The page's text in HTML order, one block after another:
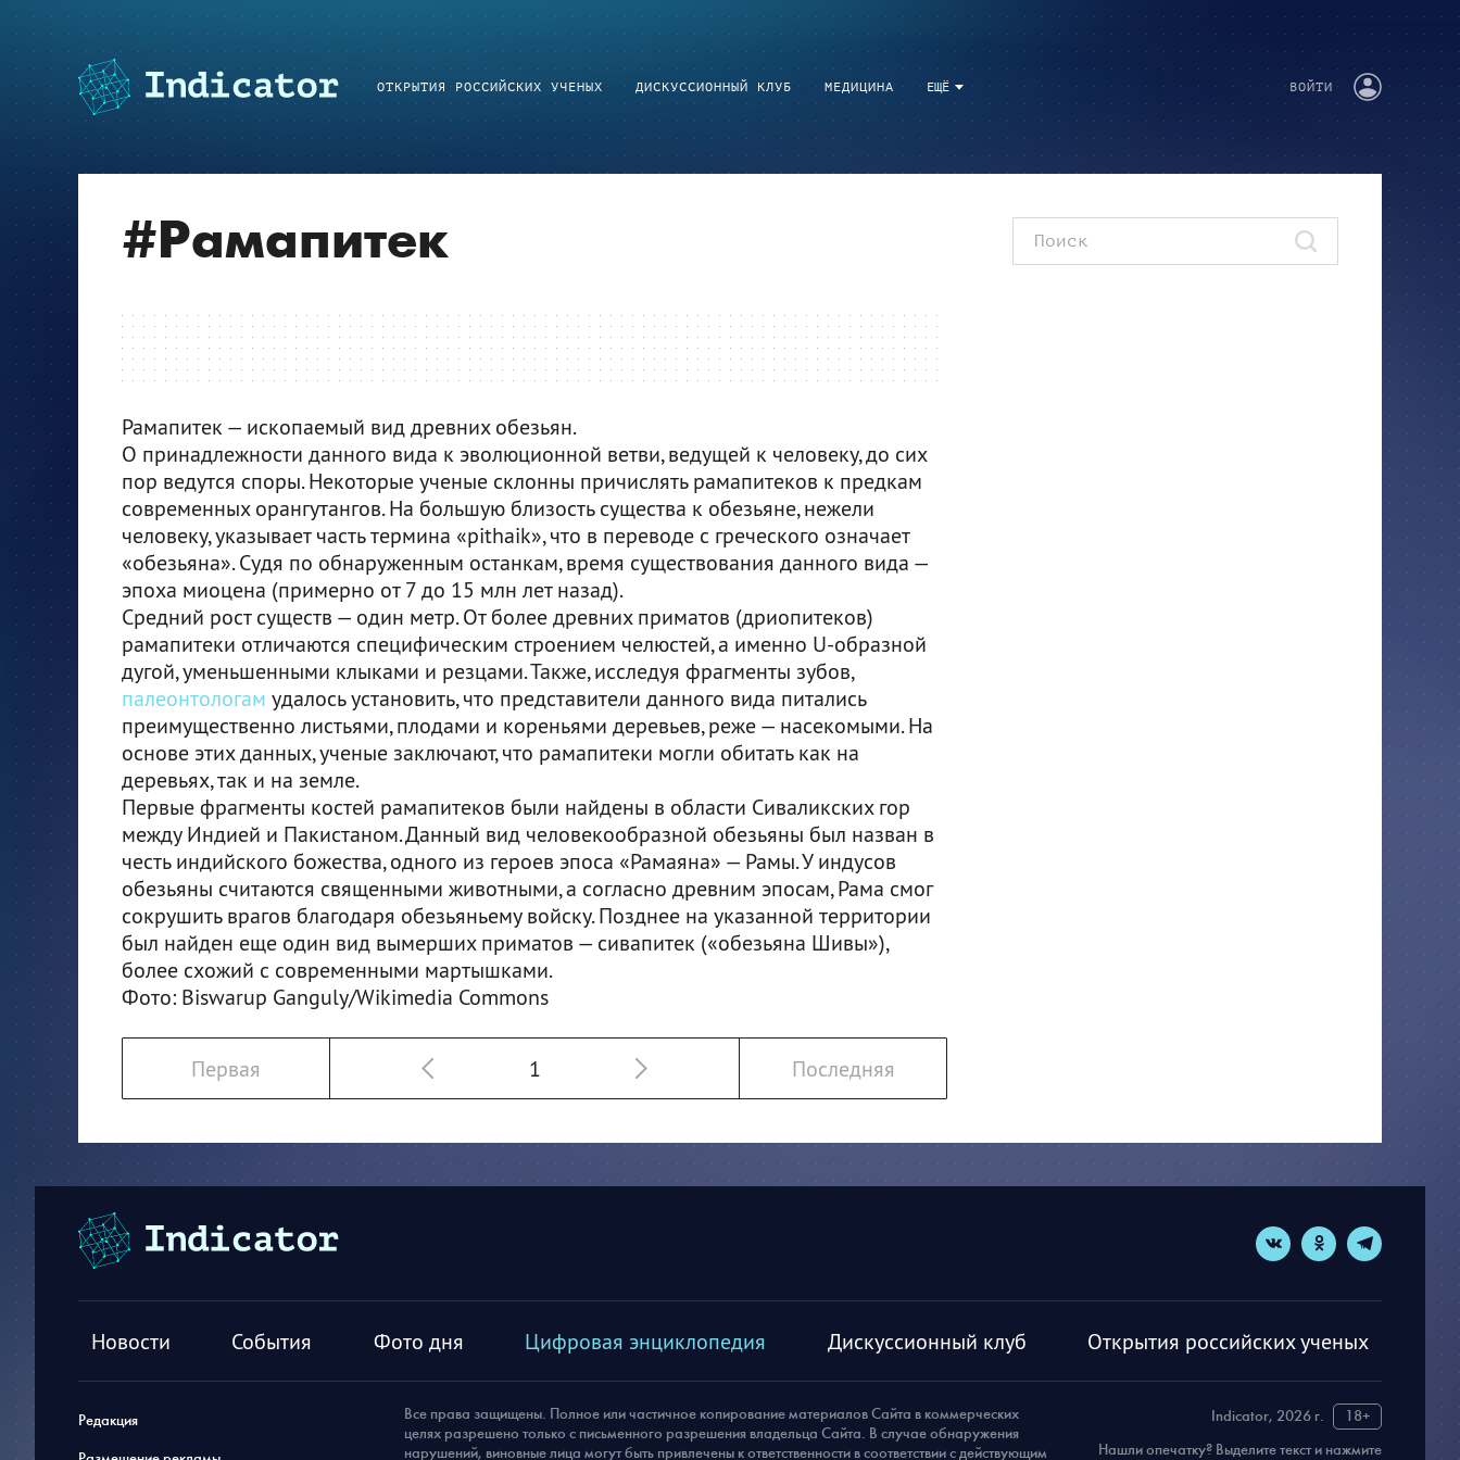
ЕЩЁ
ОТКРЫТИЯ РОССИЙСКИХ УЧЕНЫХ ДИСКУССИОННЫЙ КЛУБ МЕДИЦИНА ВОЙТИ
#Рамапитек
Рамапитек — ископаемый вид древних обезьян.
О принадлежности данного вида к эволюционной ветви, ведущей к человеку, до сих
пор ведутся споры. Некоторые ученые склонны причислять рамапитеков к предкам
современных орангутангов. На большую близость существа к обезьяне, нежели
человеку, указывает часть термина «pithaik», что в переводе с греческого означает
«обезьяна». Судя по обнаруженным останкам, время существования данного вида —
эпоха миоцена (примерно от 7 до 15 млн лет назад).
Средний рост существ — один метр. От более древних приматов (дриопитеков)
рамапитеки отличаются специфическим строением челюстей, а именно U-образной
дугой, уменьшенными клыками и резцами. Также, исследуя фрагменты зубов,
палеонтологам удалось установить, что представители данного вида питались
преимущественно листьями, плодами и кореньями деревьев, реже — насекомыми. На
основе этих данных, ученые заключают, что рамапитеки могли обитать как на
деревьях, так и на земле.
Первые фрагменты костей рамапитеков были найдены в области Сиваликских гор
между Индией и Пакистаном. Данный вид человекообразной обезьяны был назван в
честь индийского божества, одного из героев эпоса «Рамаяна» — Рамы. У индусов
обезьяны считаются священными животными, а согласно древним эпосам, Рама смог
сокрушить врагов благодаря обезьяньему войску. Позднее на указанной территории
был найден еще один вид вымерших приматов — сивапитек («обезьяна Шивы»),
более схожий с современными мартышками.
Фото: Biswarup Ganguly/Wikimedia Commons
Первая 1 Последняя
Новости События Фото дня Цифровая энциклопедия Дискуссионный клуб Открытия российских ученых
Редакция Indicator, 2026 г.
18+
Нашли опечатку? Выделите текст и нажмите
Все права защищены. Полное или частичное копирование материалов Сайта в коммерческих
целях разрешено только с письменного разрешения владельца Сайта. В случае обнаружения
нарушений, виновные лица могут быть привлечены к ответственности в соответствии с действующим